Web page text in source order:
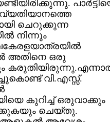
ചെറുക്കുന്ന
നിന്നും
അതിനെ ഒരു
വി.എസ്സ്‌.
കുറിച്ച്‌ ഒരുവാക്കും
ചെയ്തു.